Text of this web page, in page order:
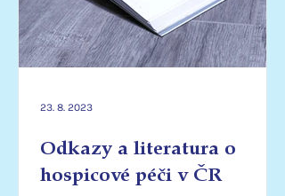
Odkazy a literatura o
hospicové péči v ČR
23. 8. 2023